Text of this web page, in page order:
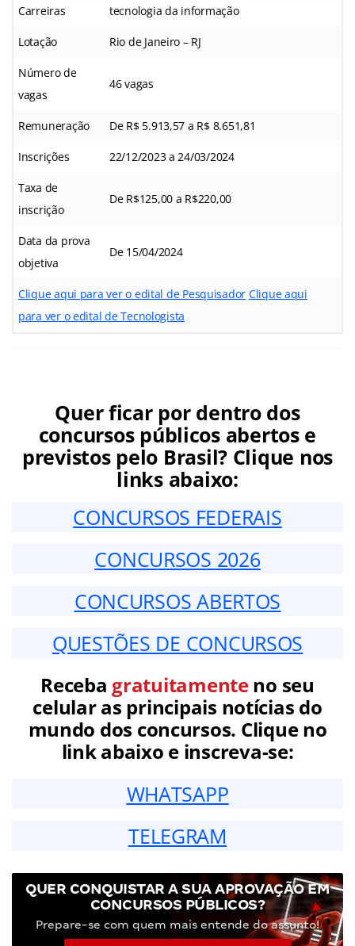
Carreiras tecnologia da informação
Lotação Rio de Janeiro – RJ
Número de
vagas
46 vagas
Remuneração De R$ 5.913,57 a R$ 8.651,81
Inscrições 22/12/2023 a 24/03/2024
Taxa de
inscrição
De R$125,00 a R$220,00
Data da prova
objetiva
De 15/04/2024
Clique aqui para ver o edital de Pesquisador Clique aqui
para ver o edital de Tecnologista
Quer ficar por dentro dos
concursos públicos abertos e
previstos pelo Brasil? Clique nos
links abaixo:
CONCURSOS FEDERAIS
CONCURSOS 2026
CONCURSOS ABERTOS
QUESTÕES DE CONCURSOS
Receba gratuitamenteno seu
celular as principais notícias do
mundo dos concursos. Clique no
link abaixo e inscreva-se:
WHATSAPP
TELEGRAM
QUER CONQUISTAR A SUA APROVAÇÃO EM
CONCURSOS PÚBLICOS?
Prepare-se com quem mais entende do assunto!